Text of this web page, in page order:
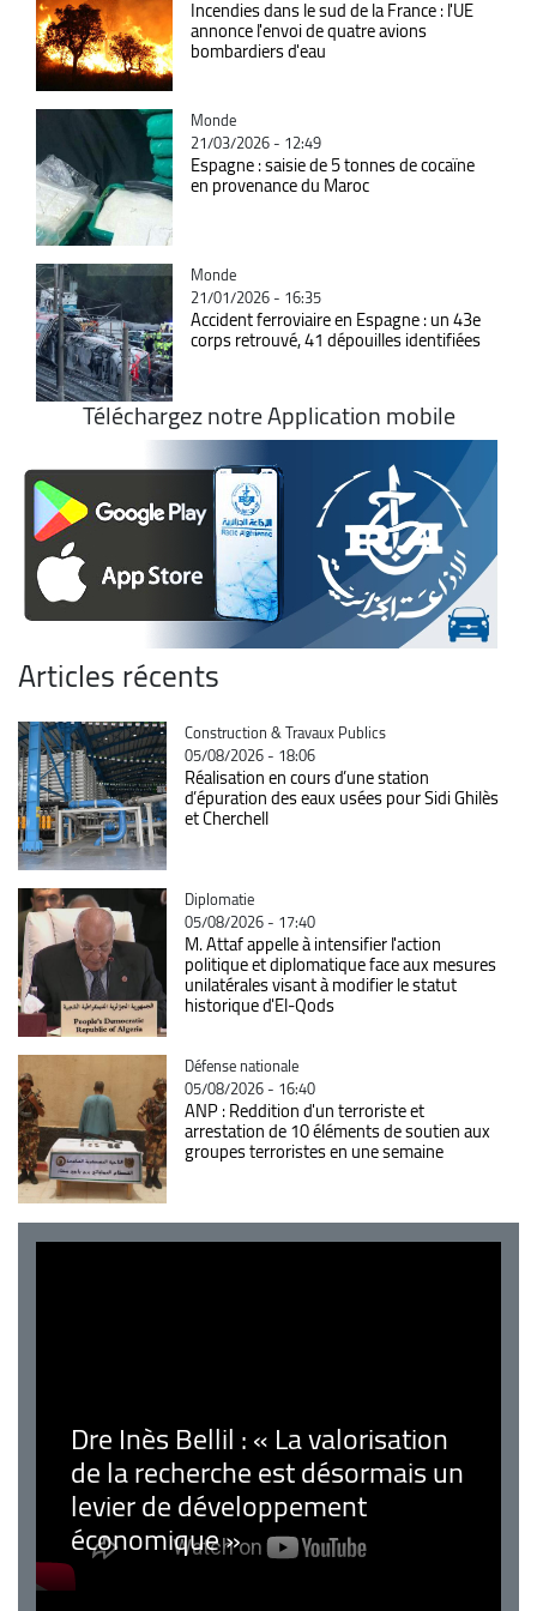
Incendies dans le sud de la France : l'UE
annonce l'envoi de quatre avions
bombardiers d'eau
Catégorie
Monde
21/03/2026 - 12:49
Espagne : saisie de 5 tonnes de cocaïne
en provenance du Maroc
Catégorie
Monde
21/01/2026 - 16:35
Accident ferroviaire en Espagne : un 43e
corps retrouvé, 41 dépouilles identifiées
Téléchargez notre Application mobile
Articles récents
Catégorie
Construction & Travaux Publics
05/08/2026 - 18:06
Réalisation en cours d’une station
d’épuration des eaux usées pour Sidi Ghilès
et Cherchell
Catégorie
Diplomatie
05/08/2026 - 17:40
M. Attaf appelle à intensifier l'action
politique et diplomatique face aux mesures
unilatérales visant à modifier le statut
historique d'El-Qods
Catégorie
Défense nationale
05/08/2026 - 16:40
ANP : Reddition d'un terroriste et
arrestation de 10 éléments de soutien aux
groupes terroristes en une semaine
Dre Inès Bellil : « La valorisation
de la recherche est désormais un
levier de développement
économique »